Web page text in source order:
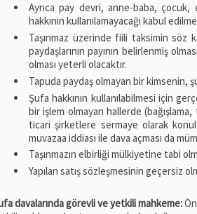
Ayrıca pay devri, anne-baba,
hakkının kullanılamayacağı kabul
Taşınmaz üzerinde fiili taksimin söz
paydaşlarının payının belirlenmiş
olması yeterli olacaktır.
Tapuda paydaş olmayan bir kimsenin,
Şufa hakkının kullanılabilmesi için
bir işlem olmayan hallerde (bağışlama,
ticari şirketlere sermaye olarak
muvazaa iddiası ile dava açması da
Taşınmazın elbirliği mülkiyetine tabi
Yapılan satış sözleşmesinin geçersiz
davalarında görevli ve yetkili mahkeme: